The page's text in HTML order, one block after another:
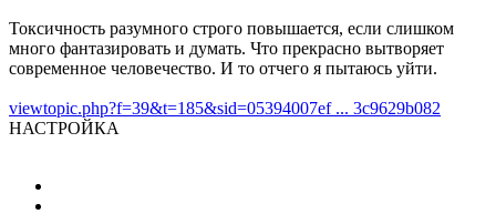
Токсичность разумного строго повышается, если слишком
много фантазировать и думать. Что прекрасно вытворяет
современное человечество. И то отчего я пытаюсь уйти.
viewtopic.php?f=39&t=185&sid=05394007ef ... 3c9629b082
НАСТРОЙКА